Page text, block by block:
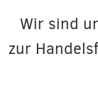
Wir sind
zur